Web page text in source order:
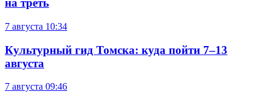
на треть
7 августа 10:34
Культурный гид Томска: куда пойти 7–13
августа
7 августа 09:46